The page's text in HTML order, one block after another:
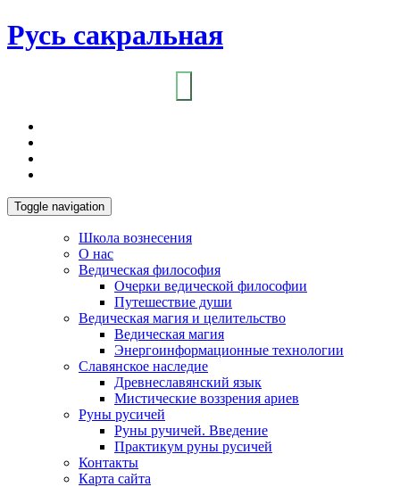
Русь сакральная
Toggle navigation
Школа вознесения
О нас
Ведическая философия
Очерки ведической философии
Путешествие души
Ведическая магия и целительство
Ведическая магия
Энергоинформационные технологии
Славянское наследие
Древнеславянский язык
Мистические воззрения ариев
Руны русичей
Руны ручичей. Введение
Практикум руны русичей
Контакты
Карта сайта